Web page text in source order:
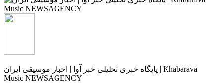
پایگاه خبری تحلیلی خبر آوا | اخبار موسیقی ایران | Khabarava
Music NEWSAGENCY